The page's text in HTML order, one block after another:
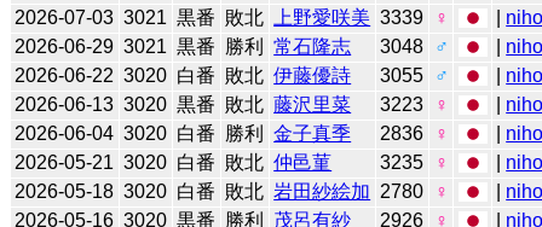
2026-07-03 3021 黒番 敗北 上野愛咲美 3339 ♀
2026-06-29 3021 黒番 勝利 常石隆志 3048 ♂
2026-06-22 3020 白番 敗北 伊藤優詩 3055 ♂
2026-06-13 3020 黒番 敗北 藤沢里菜 3223 ♀
2026-06-04 3020 白番 勝利 金子真季 2836 ♀
2026-05-21 3020 白番 敗北 仲邑菫 3235 ♀
2026-05-18 3020 白番 敗北 岩田紗絵加 2780 ♀
2026-05-16 3020 黒番 勝利 茂呂有紗 2926 ♀